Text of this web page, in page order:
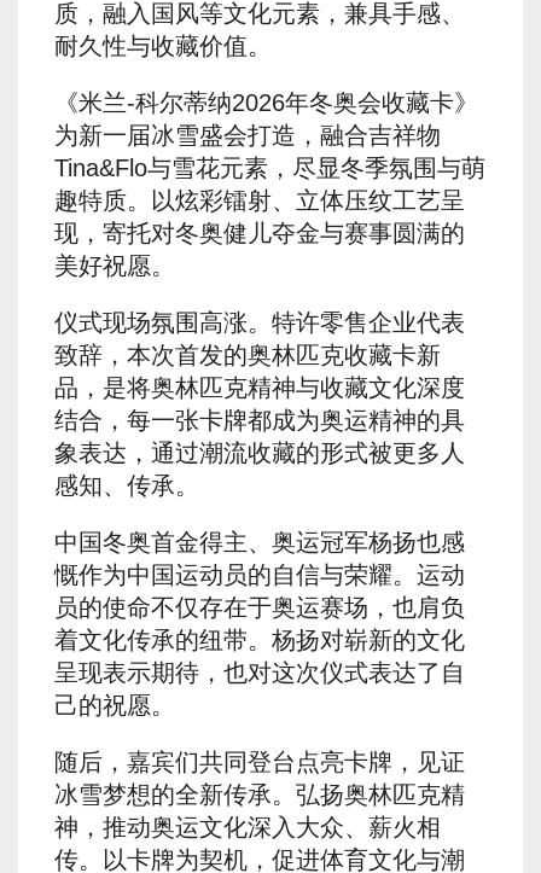
质，融入国风等文化元素，兼具手感、
耐久性与收藏价值。
《米兰-科尔蒂纳2026年冬奥会收藏卡》
为新一届冰雪盛会打造，融合吉祥物
Tina&Flo与雪花元素，尽显冬季氛围与萌
趣特质。以炫彩镭射、立体压纹工艺呈
现，寄托对冬奥健儿夺金与赛事圆满的
美好祝愿。
仪式现场氛围高涨。特许零售企业代表
致辞，本次首发的奥林匹克收藏卡新
品，是将奥林匹克精神与收藏文化深度
结合，每一张卡牌都成为奥运精神的具
象表达，通过潮流收藏的形式被更多人
感知、传承。
中国冬奥首金得主、奥运冠军杨扬也感
慨作为中国运动员的自信与荣耀。运动
员的使命不仅存在于奥运赛场，也肩负
着文化传承的纽带。杨扬对崭新的文化
呈现表示期待，也对这次仪式表达了自
己的祝愿。
随后，嘉宾们共同登台点亮卡牌，见证
冰雪梦想的全新传承。弘扬奥林匹克精
神，推动奥运文化深入大众、薪火相
传。以卡牌为契机，促进体育文化与潮